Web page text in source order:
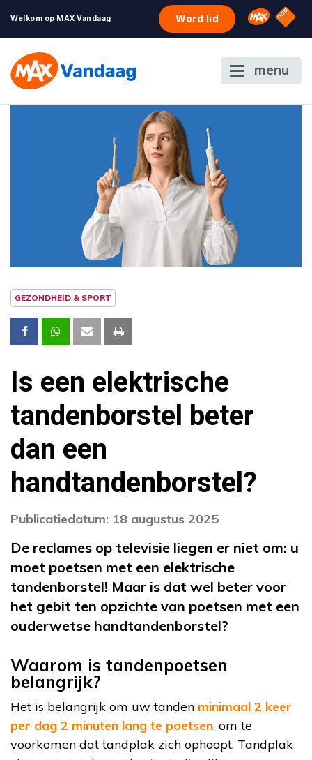
Welkom op MAX Vandaag Word lid Omroep
NPO
menu
GEZONDHEID & SPORT
Is een elektrische
tandenborstel beter
dan een
handtandenborstel?
Publicatiedatum: 18 augustus 2025
De reclames op televisie liegen er niet om: u
moet poetsen met een elektrische
tandenborstel! Maar is dat wel beter voor
het gebit ten opzichte van poetsen met een
ouderwetse handtandenborstel?
Waarom is tandenpoetsen
belangrijk?
Het is belangrijk om uw tanden minimaal 2 keer
per dag 2 minuten lang te poetsen, om te
voorkomen dat tandplak zich ophoopt. Tandplak